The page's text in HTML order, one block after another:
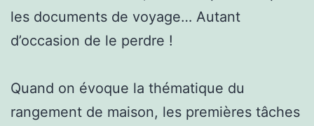
les documents de voyage… Autant
d’occasion de le perdre !
Quand on évoque la thématique du
rangement de maison, les premières tâches